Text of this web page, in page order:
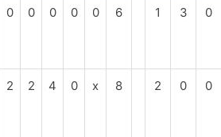
0 0 0 0 0 6 1 3 0
2 2 4 0 x 8 2 0 0